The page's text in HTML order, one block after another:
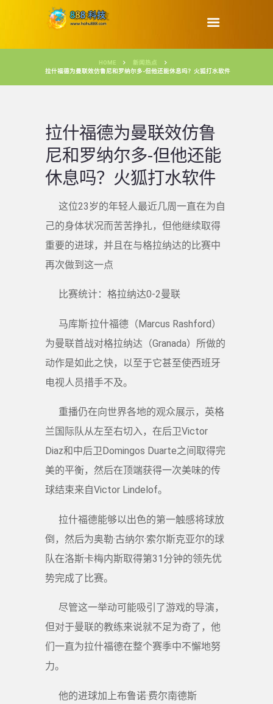
HOME
新闻热点
拉什福德为曼联效仿鲁尼和罗纳尔多-但他还能休息吗？火狐打水软件
拉什福德为曼联效仿鲁
尼和罗纳尔多-但他还能
休息吗？火狐打水软件
这位23岁的年轻人最近几周一直在为自
己的身体状况而苦苦挣扎，但他继续取得
重要的进球，并且在与格拉纳达的比赛中
再次做到这一点
比赛统计：格拉纳达0-2曼联
马库斯·拉什福德（Marcus Rashford）
为曼联首战对格拉纳达（Granada）所做的
动作是如此之快，以至于它甚至使西班牙
电视人员措手不及。
重播仍在向世界各地的观众展示，英格
兰国际队从左至右切入，在后卫Victor
Diaz和中后卫Domingos Duarte之间取得完
美的平衡，然后在顶端获得一次美味的传
球结束来自Victor Lindelof。
拉什福德能够以出色的第一触感将球放
倒，然后为奥勒·古纳尔·索尔斯克亚尔的球
队在洛斯卡梅内斯取得第31分钟的领先优
势完成了比赛。
尽管这一举动可能吸引了游戏的导演，
但对于曼联的教练来说就不足为奇了，他
们一直为拉什福德在整个赛季中不懈地努
力。
他的进球加上布鲁诺·费尔南德斯